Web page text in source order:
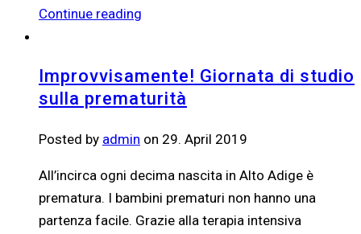
Continue reading
Improvvisamente! Giornata di studio
sulla prematurità
Posted by admin on 29. April 2019
All’incirca ogni decima nascita in Alto Adige è
prematura. I bambini prematuri non hanno una
partenza facile. Grazie alla terapia intensiva